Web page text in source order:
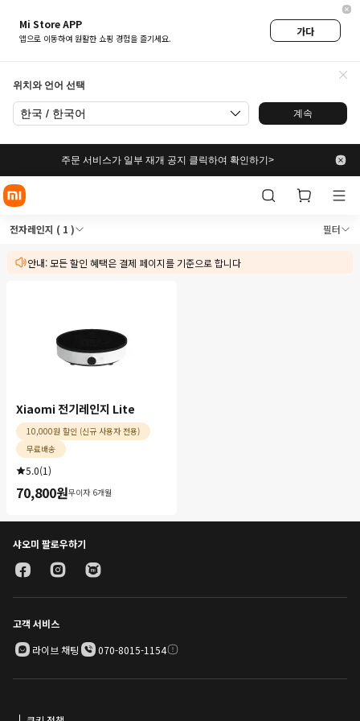
Mi Store APP
앱으로 이동하여 원활한 쇼핑 경험을 즐기세요.
가다
위치와 언어 선택
한국 / 한국어 계속
주문 서비스가 일부 재개 공지 클릭하여 확인하기>
Xiaomi Mi 코리아 공식 스토어에
전자레인지 ( 1 ) 필터
안내: 모든 할인 혜택은 결제 페이지를 기준으로 합니다
Xiaomi Mi 코리아 공식 스토어에서 주방 가
Xiaomi 전기레인지 Lite
10,000원 할인 (신규 사용자 전용)
무료배송
5.0(1)
70,800원
Current Price 원70800.00
무이자 6개월
샤오미 팔로우하기
고객 서비스
라이브 채팅
070-8015-1154